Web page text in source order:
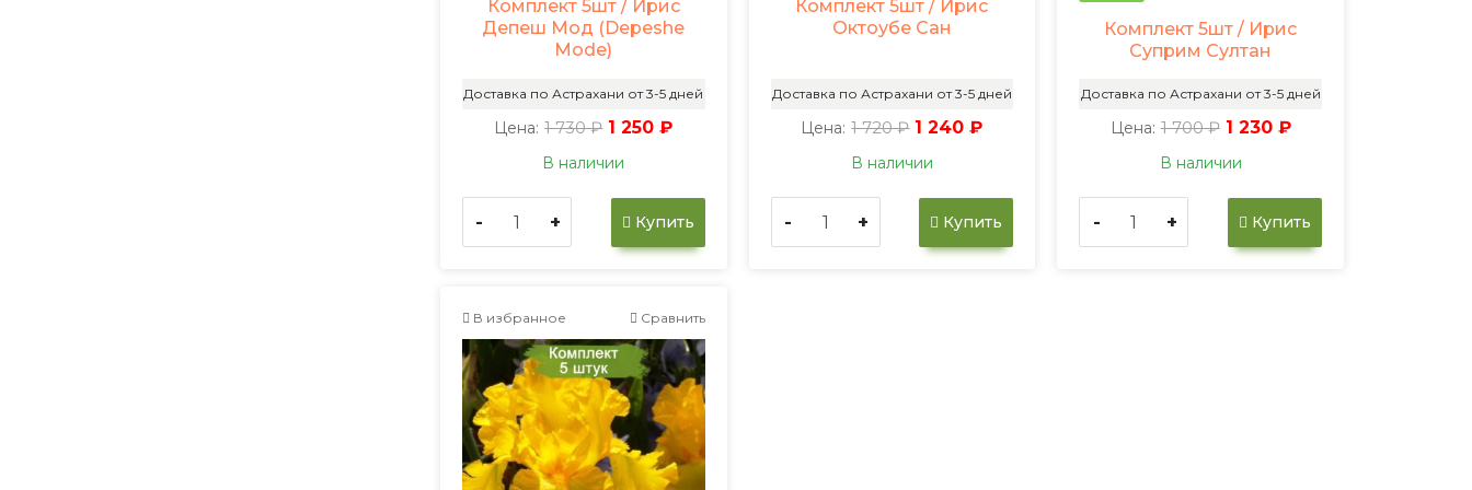
Комплект 5шт / Ирис
Депеш Мод (Depeshe
Mode)
Доставка по Астрахани от 3-5 дней
Цена: 1 730 ₽ 1 250 ₽
В наличии
- + Купить
Комплект 5шт / Ирис
Октоубе Сан
Доставка по Астрахани от 3-5 дней
Цена: 1 720 ₽ 1 240 ₽
В наличии
- + Купить
Комплект 5шт / Ирис
Суприм Султан
Доставка по Астрахани от 3-5 дней
Цена: 1 700 ₽ 1 230 ₽
В наличии
- + Купить
В избранное Сравнить